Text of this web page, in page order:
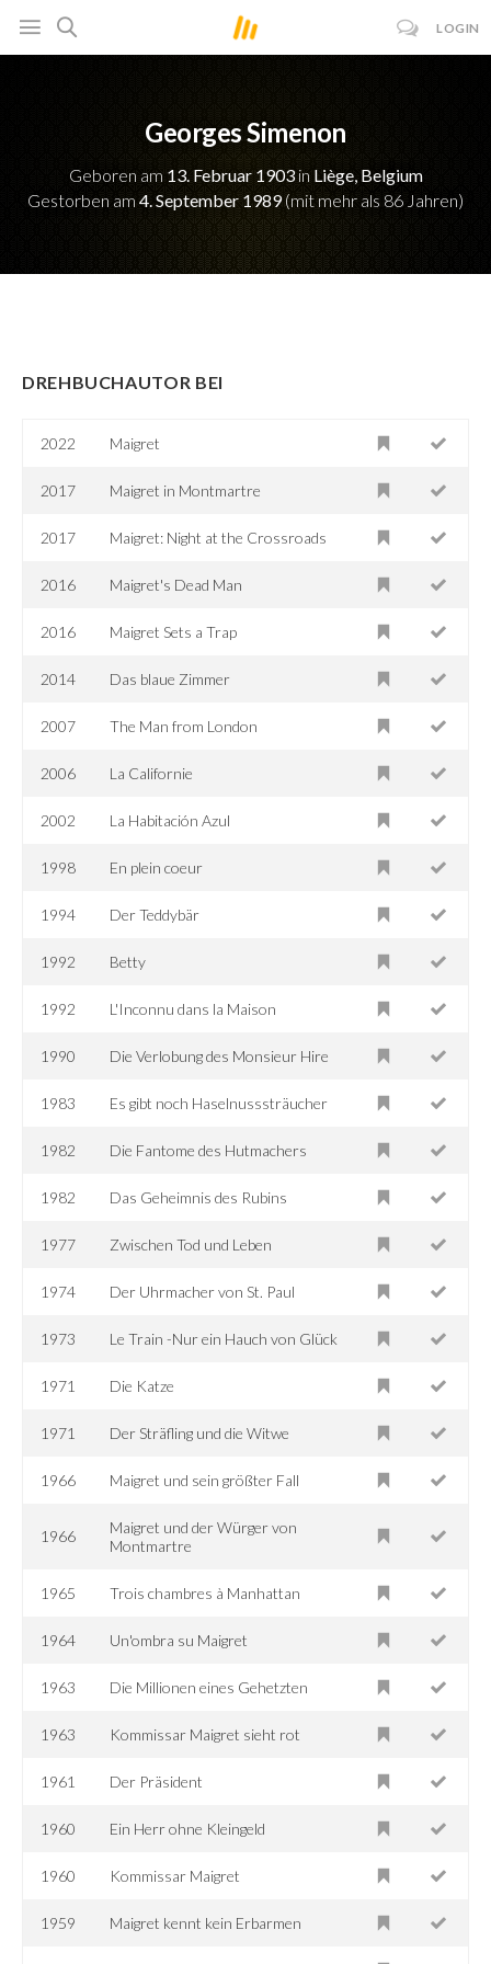
LOGIN
Georges Simenon
Geboren am 13. Februar 1903in Liège, Belgium
Gestorben am 4. September 1989(mit mehr als 86 Jahren)
DREHBUCHAUTOR BEI
2022 Maigret
2017 Maigret in Montmartre
2017 Maigret: Night at the Crossroads
2016 Maigret's Dead Man
2016 Maigret Sets a Trap
2014 Das blaue Zimmer
2007 The Man from London
2006 La Californie
2002 La Habitación Azul
1998 En plein coeur
1994 Der Teddybär
1992 Betty
1992 L'Inconnu dans la Maison
1990 Die Verlobung des Monsieur Hire
1983 Es gibt noch Haselnusssträucher
1982 Die Fantome des Hutmachers
1982 Das Geheimnis des Rubins
1977 Zwischen Tod und Leben
1974 Der Uhrmacher von St. Paul
1973 Le Train -Nur ein Hauch von Glück
1971 Die Katze
1971 Der Sträfling und die Witwe
1966 Maigret und sein größter Fall
1966
Maigret und der Würger von
Montmartre
1965 Trois chambres à Manhattan
1964 Un'ombra su Maigret
1963 Die Millionen eines Gehetzten
1963 Kommissar Maigret sieht rot
1961 Der Präsident
1960 Ein Herr ohne Kleingeld
1960 Kommissar Maigret
1959 Maigret kennt kein Erbarmen